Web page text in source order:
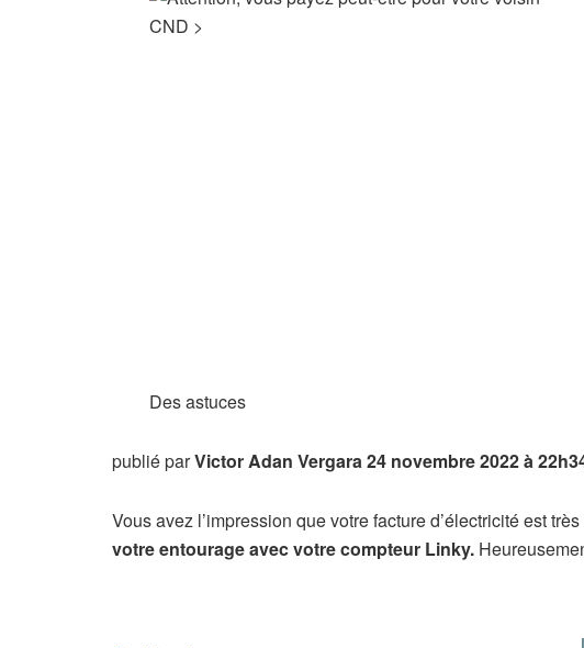
CND >
Des astuces
publié parVictor Adan Vergara 24 novembre 2022 à
Vous avez l’impression que votre facture d’électricité est
votre entourage avec votre compteur Linky.